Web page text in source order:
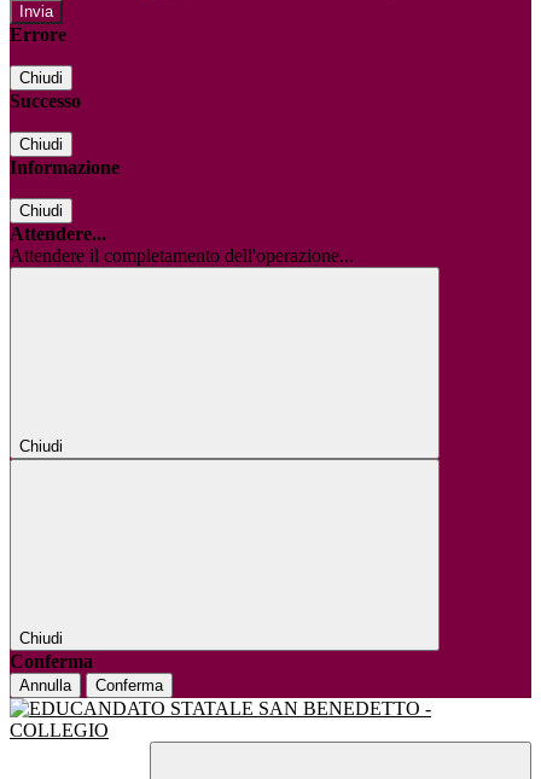
Errore
Chiudi
Successo
Chiudi
Informazione
Chiudi
Attendere...
Attendere il completamento dell'operazione...
Chiudi
Chiudi
Conferma
Annulla Conferma